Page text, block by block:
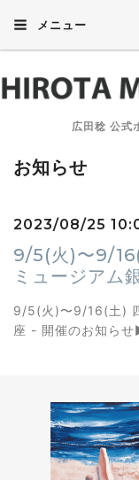
メニュー
広田稔 公式
お知らせ
2023/08/25
9/5(火)〜9/
ミュージアム
9/5(火)〜9/16(土)
座 - 開催のお知らせ